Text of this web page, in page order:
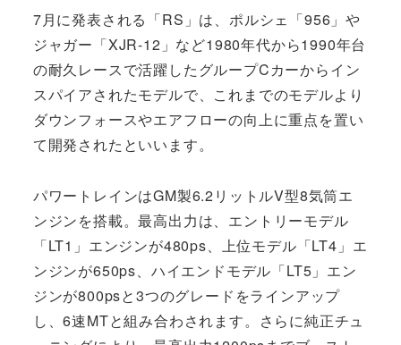
7月に発表される「RS」は、ポルシェ「956」や
ジャガー「XJR-12」など1980年代から1990年台
の耐久レースで活躍したグループCカーからイン
スパイアされたモデルで、これまでのモデルより
ダウンフォースやエアフローの向上に重点を置い
て開発されたといいます。
パワートレインはGM製6.2リットルV型8気筒エ
ンジンを搭載。最高出力は、エントリーモデル
「LT1」エンジンが480ps、上位モデル「LT4」エ
ンジンが650ps、ハイエンドモデル「LT5」エン
ジンが800psと3つのグレードをラインアップ
し、6速MTと組み合わされます。さらに純正チュ